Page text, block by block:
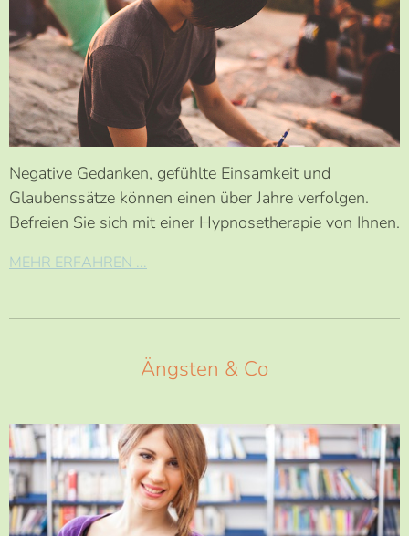
Negative Gedanken, gefühlte Einsamkeit und
Glaubenssätze können einen über Jahre verfolgen.
Befreien Sie sich mit einer Hypnosetherapie von Ihnen.
MEHR ERFAHREN ...
Ängsten & Co